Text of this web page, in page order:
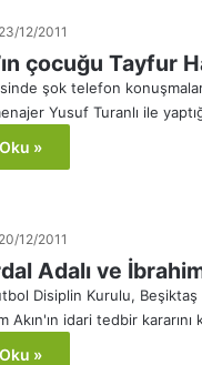
23/12/2011
çocuğu Tayfur
şok telefon
Yusuf Turanlı ile
»
20/12/2011
Adalı ve
Disiplin Kurulu, Beşiktaş
idari tedbir kararını
»